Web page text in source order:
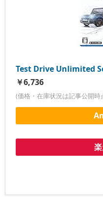
Test Drive Unlimited
￥6,736
(価格・在庫状況は記事公開時